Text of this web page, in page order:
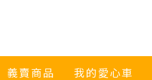
義賣商品 我的愛心車